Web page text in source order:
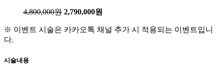
4,800,000원 2,790,000원
※ 이벤트 시술은 카카오톡 채널 추가 시 적용되는 이벤트입니
다.
시술내용